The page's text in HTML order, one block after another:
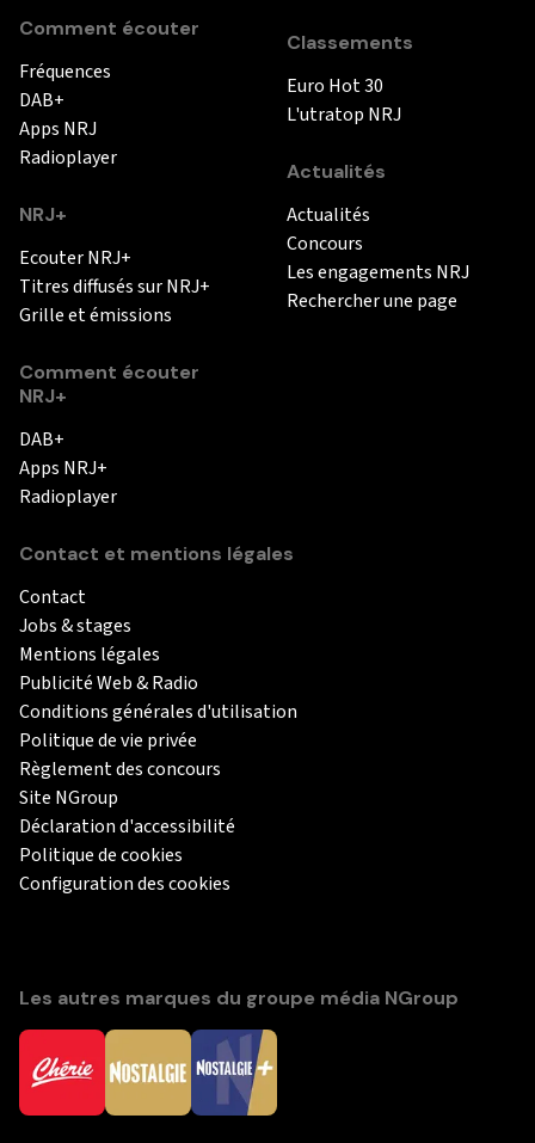
Comment écouter
Fréquences
DAB+
Apps NRJ
Radioplayer
NRJ+
Ecouter NRJ+
Titres diffusés sur NRJ+
Grille et émissions
Comment écouter
NRJ+
DAB+
Apps NRJ+
Radioplayer
Classements
Euro Hot 30
L'utratop NRJ
Actualités
Actualités
Concours
Les engagements NRJ
Rechercher une page
Contact et mentions légales
Contact
Jobs & stages
Mentions légales
Publicité Web & Radio
Conditions générales d'utilisation
Politique de vie privée
Règlement des concours
Site NGroup
Déclaration d'accessibilité
Politique de cookies
Configuration des cookies
Les autres marques du groupe média NGroup